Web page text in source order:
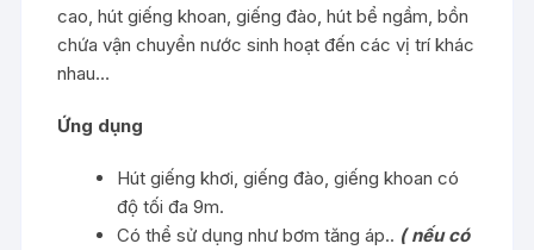
cao, hút giếng khoan, giếng đào, hút bể ngầm, bồn
chứa vận chuyển nước sinh hoạt đến các vị trí khác
nhau…
Ứng dụng
Hút giếng khơi, giếng đào, giếng khoan có
độ tối đa 9m.
Có thể sử dụng như bơm tăng áp.. ( nếu có